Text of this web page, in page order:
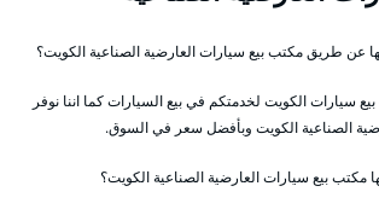
عن طريق مكتب بيع سيارات العارضية الصناعية الكويت؟
سيارات الكويت لخدمتكم في بيع السيارات كما اننا نوفر
الصناعية الكويت وبأفضل سعر في السوق.
مكتب بيع سيارات العارضية الصناعية الكويت؟